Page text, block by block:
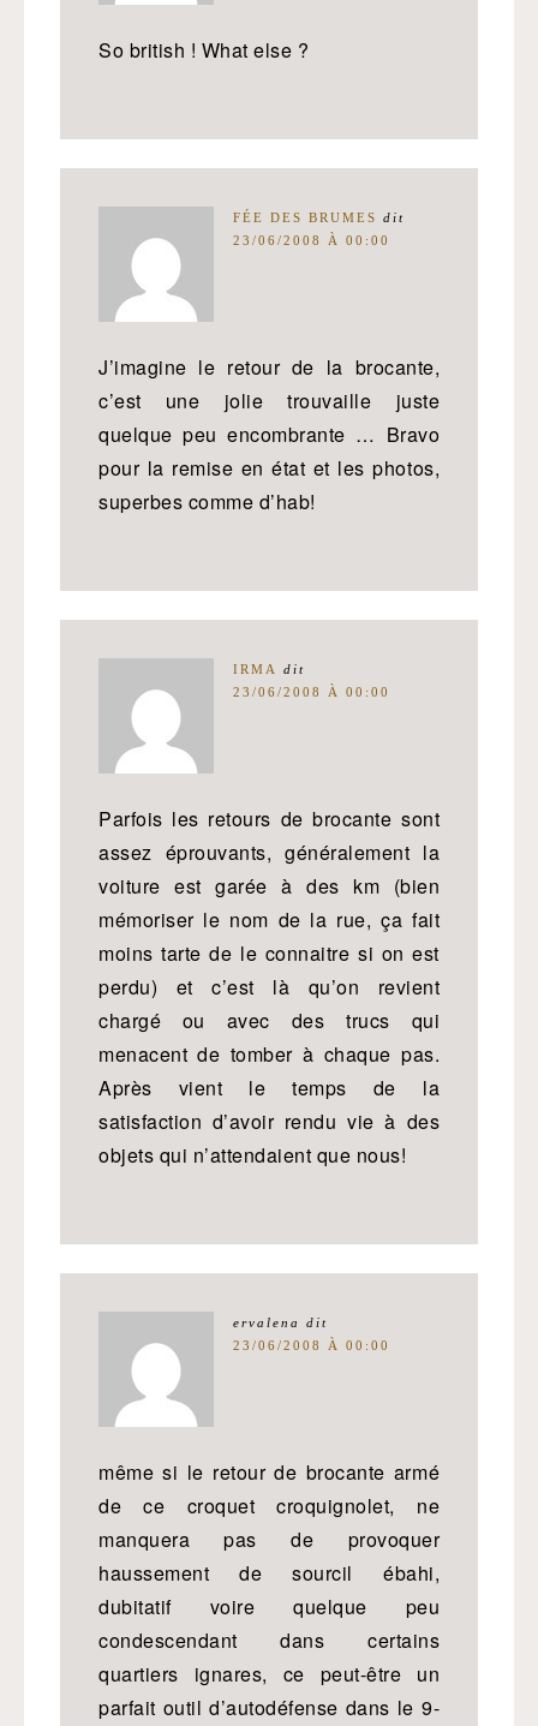
So british ! What else ?
FÉE DES BRUMES dit
23/06/2008 À 00:00
J’imagine le retour de la brocante,
c’est une jolie trouvaille juste
quelque peu encombrante … Bravo
pour la remise en état et les photos,
superbes comme d’hab!
IRMA
dit
23/06/2008 À 00:00
Parfois les retours de brocante sont
assez éprouvants, généralement la
voiture est garée à des km (bien
mémoriser le nom de la rue, ça fait
moins tarte de le connaitre si on est
perdu) et c’est là qu’on revient
chargé ou avec des trucs qui
menacent de tomber à chaque pas.
Après vient le temps de la
satisfaction d’avoir rendu vie à des
objets qui n’attendaient que nous!
ervalena
dit
23/06/2008 À 00:00
même si le retour de brocante armé
de ce croquet croquignolet, ne
manquera pas de provoquer
haussement de sourcil ébahi,
dubitatif voire quelque peu
condescendant dans certains
quartiers ignares, ce peut-être un
parfait outil d’autodéfense dans le 9-